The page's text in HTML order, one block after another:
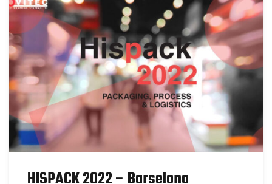
HISPACK 2022 – Barselona